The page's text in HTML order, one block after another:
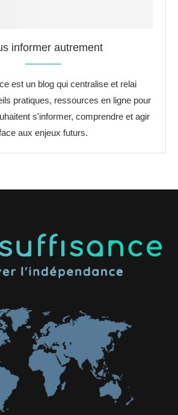
informer autrement
est un blog qui centralise et relai
pratiques, ressources en ligne pour
s'informer, comprendre et agir
aux enjeux futurs.